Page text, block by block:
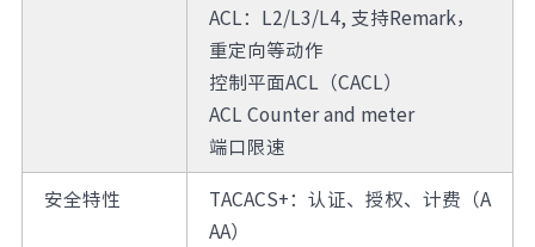
ACL：L2/L3/L4, 支持Remark，
重定向等动作
控制平面ACL（CACL）
ACL Counter and meter
端口限速
安全特性
TACACS+：认证、授权、计费（A
AA）